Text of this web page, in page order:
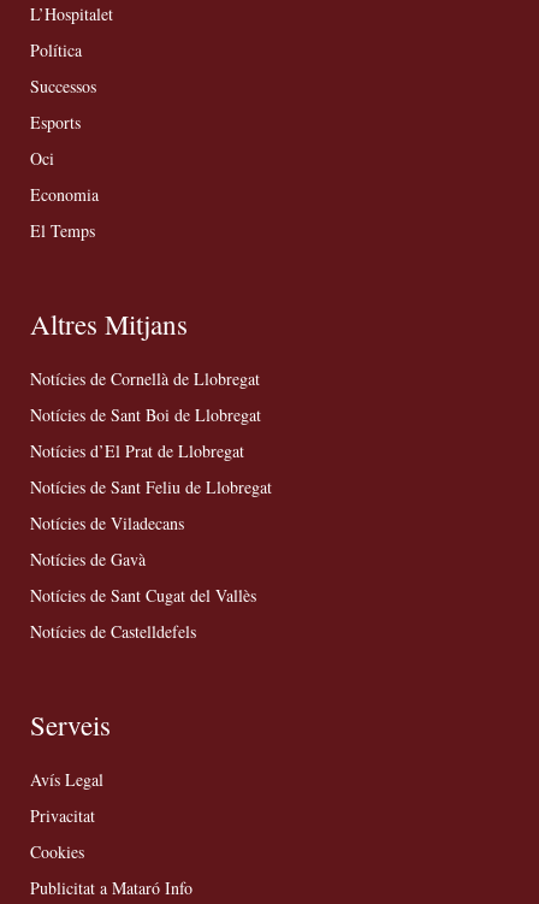
L’Hospitalet
Política
Successos
Esports
Oci
Economia
El Temps
Altres Mitjans
Notícies de Cornellà de Llobregat
Notícies de Sant Boi de Llobregat
Notícies d’El Prat de Llobregat
Notícies de Sant Feliu de Llobregat
Notícies de Viladecans
Notícies de Gavà
Notícies de Sant Cugat del Vallès
Notícies de Castelldefels
Serveis
Avís Legal
Privacitat
Cookies
Publicitat a Mataró Info